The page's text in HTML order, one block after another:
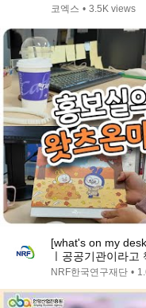
코엑스 • 3.5K views
[what's on my
ㅣ공공기관이라고
장인필수템ㅣ마음
NRF한국연구재단 •